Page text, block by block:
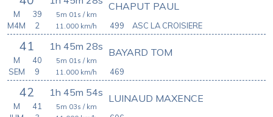
499
CHAPUT PAUL
5m 01s / km
11.000 km/h
M
39
M4M
2 ASC LA CROISIERE
41 1h 45m 28s
469
BAYARD TOM
5m 01s / km
11.000 km/h
M
40
SEM
9
42 1h 45m 54s LUINAUD MAXENCE
5m 03s / km
M
41